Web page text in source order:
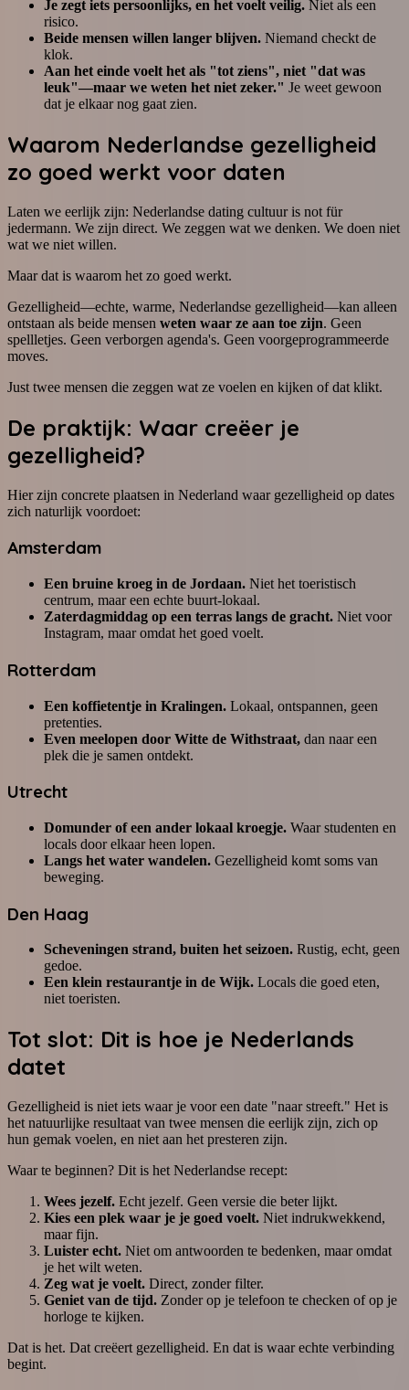
Je zegt iets persoonlijks, en het voelt veilig. Niet als een
risico.
Beide mensen willen langer blijven. Niemand checkt de
klok.
Aan het einde voelt het als "tot ziens", niet "dat was
leuk"—maar we weten het niet zeker." Je weet gewoon
dat je elkaar nog gaat zien.
Waarom Nederlandse gezelligheid
zo goed werkt voor daten
Laten we eerlijk zijn: Nederlandse dating cultuur is not für
jedermann. We zijn direct. We zeggen wat we denken. We doen niet
wat we niet willen.
Maar dat is waarom het zo goed werkt.
Gezelligheid—echte, warme, Nederlandse gezelligheid—kan alleen
ontstaan als beide mensen weten waar ze aan toe zijn. Geen
spellletjes. Geen verborgen agenda's. Geen voorgeprogrammeerde
moves.
Just twee mensen die zeggen wat ze voelen en kijken of dat klikt.
De praktijk: Waar creëer je
gezelligheid?
Hier zijn concrete plaatsen in Nederland waar gezelligheid op dates
zich naturlijk voordoet:
Amsterdam
Een bruine kroeg in de Jordaan. Niet het toeristisch
centrum, maar een echte buurt-lokaal.
Zaterdagmiddag op een terras langs de gracht. Niet voor
Instagram, maar omdat het goed voelt.
Rotterdam
Een koffietentje in Kralingen. Lokaal, ontspannen, geen
pretenties.
Even meelopen door Witte de Withstraat, dan naar een
plek die je samen ontdekt.
Utrecht
Domunder of een ander lokaal kroegje. Waar studenten en
locals door elkaar heen lopen.
Langs het water wandelen. Gezelligheid komt soms van
beweging.
Den Haag
Scheveningen strand, buiten het seizoen. Rustig, echt, geen
gedoe.
Een klein restaurantje in de Wijk. Locals die goed eten,
niet toeristen.
Tot slot: Dit is hoe je Nederlands
datet
Gezelligheid is niet iets waar je voor een date "naar streeft." Het is
het natuurlijke resultaat van twee mensen die eerlijk zijn, zich op
hun gemak voelen, en niet aan het presteren zijn.
Waar te beginnen? Dit is het Nederlandse recept:
Wees jezelf. Echt jezelf. Geen versie die beter lijkt.
Kies een plek waar je je goed voelt. Niet indrukwekkend,
maar fijn.
Luister echt. Niet om antwoorden te bedenken, maar omdat
je het wilt weten.
Zeg wat je voelt. Direct, zonder filter.
Geniet van de tijd. Zonder op je telefoon te checken of op je
horloge te kijken.
Dat is het. Dat creëert gezelligheid. En dat is waar echte verbinding
begint.